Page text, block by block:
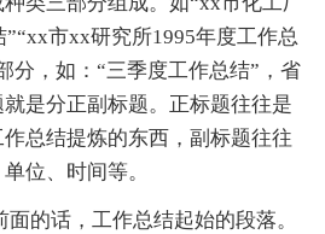
市xx研究所1995年度工作总
分，如：“三季度工作总结”，省
是分正副标题。正标题往往是
总结提炼的东西，副标题往往
位、时间等。
的话，工作总结起始的段落。